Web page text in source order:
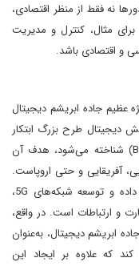
نه‌ فقط از منظر اقتصادی،
برای مثال، کنترل و مدیریت
و اقتصادی باشد.
عظیم جاده ابریشم دیجیتال
دیجیتال طرح بزرگ ابتکار
یک کمربند، یک جاده (Belt and Road Initiative) شناخته می‌شود، هدف آن
آفریقایی و حتی اروپاست.
چین با ایجاد شبکه‌های فیبر نوری، ایجاد مراکز داده و توسعه شبکه‌های 5G،
و ارتباطات است. در واقع،
ابریشم دیجیتال، به‌عنوان
که علاوه بر ایجاد این